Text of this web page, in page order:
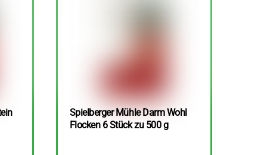
Spielberger Mühle Darm Wohl
Flocken 6 Stück zu 500 g